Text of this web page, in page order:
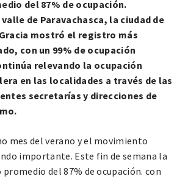
del 87% de ocupación.
valle de Paravachasca, la ciudad de
mostró el registro más
con un 99% de ocupación
relevando la ocupación
en las localidades a través de las
secretarías y direcciones de
mes del verano y el movimiento
importante. Este fin de semana la
del 87% de ocupación. con